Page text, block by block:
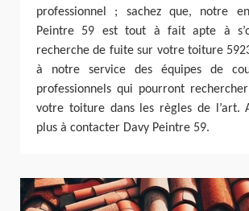
professionnel ; sachez que, notre
Peintre 59 est tout à fait apte à
recherche de fuite sur votre toiture
à notre service des équipes de
professionnels qui pourront
votre toiture dans les règles de l’art.
plus à contacter Davy Peintre 59.